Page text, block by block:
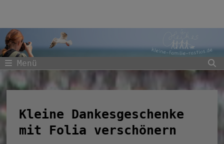
springen
Menü
Kleine Dankesgeschenke
mit Folia verschönern